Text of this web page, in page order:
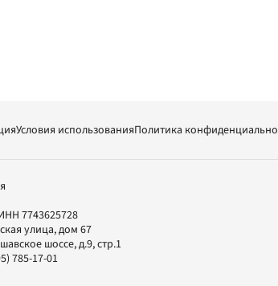
Условия использованияПолитика
7743625728
улица, дом 67
шоссе, д.9, стр.1
785-17-01